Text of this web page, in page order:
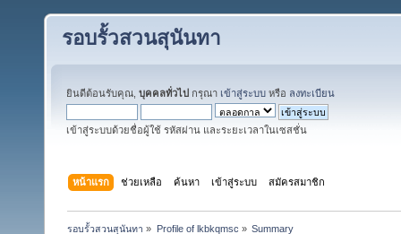
รอบรั้วสวนสุนันทา
ยินดีต้อนรับคุณ, บุคคลทั่วไป กรุณา เข้าสู่ระบบ หรือ ลงทะเบียน
เข้าสู่ระบบด้วยชื่อผู้ใช้ รหัสผ่าน และระยะเวลาในเซสชั่น
หน้าแรก ช่วยเหลือ ค้นหา เข้าสู่ระบบ สมัครสมาชิก
รอบรั้วสวนสุนันทา » Profile of lkbkqmsc » Summary